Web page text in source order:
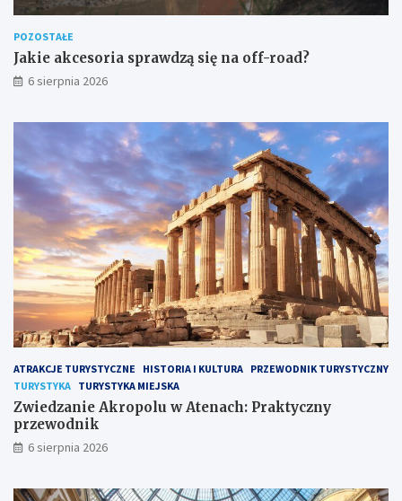
POZOSTAŁE
Jakie akcesoria sprawdzą się na off-road?
6 sierpnia 2026
ATRAKCJE TURYSTYCZNE HISTORIA I KULTURA PRZEWODNIK TURYSTYCZNY
TURYSTYKA TURYSTYKA MIEJSKA
Zwiedzanie Akropolu w Atenach: Praktyczny
przewodnik
6 sierpnia 2026